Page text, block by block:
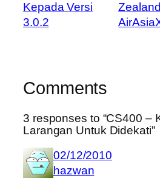
Kepada Versi
3.0.2
Comments
3 responses to “CS400 –
Larangan Untuk Didekati”
02/12/2010
hazwan